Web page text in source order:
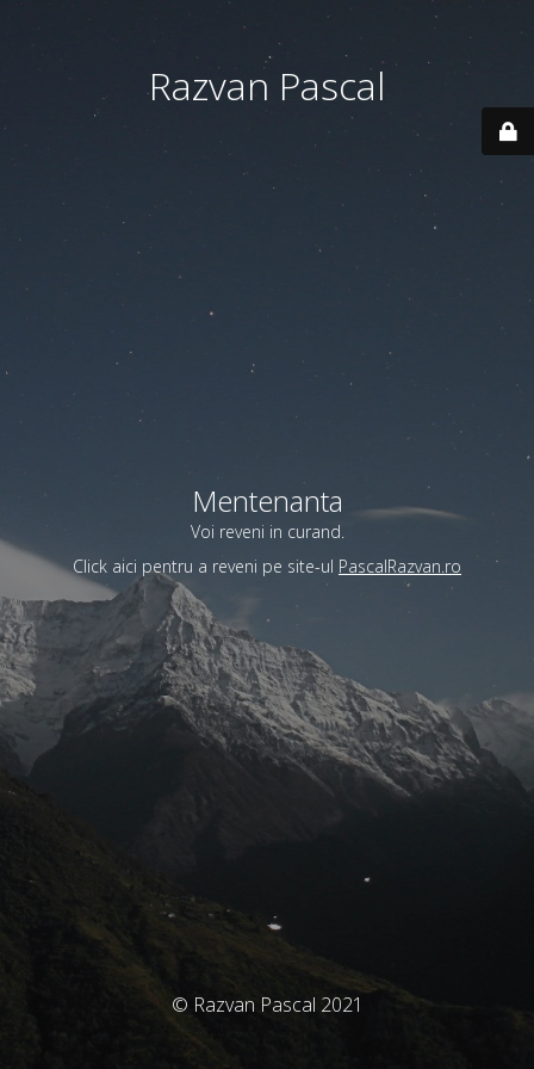
Razvan Pascal
Mentenanta
Voi reveni in curand.
Click aici pentru a reveni pe site-ul PascalRazvan.ro
© Razvan Pascal 2021